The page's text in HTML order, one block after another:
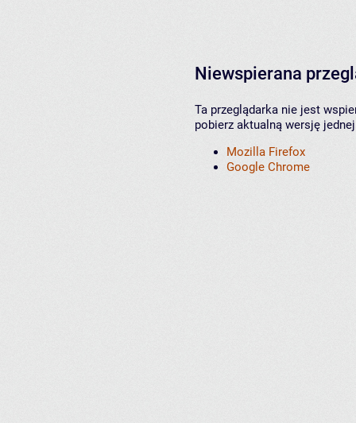
Niewspierana
Ta przeglądarka nie jest
pobierz aktualną wersję
Mozilla Firefox
Google Chrome